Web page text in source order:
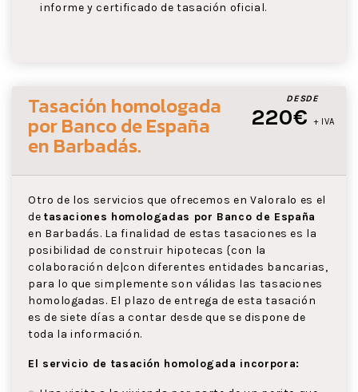
informe y certificado de tasación oficial.
DESDE
220€ + IVA
Tasación homologada
por Banco de España
en Barbadás.
Otro de los servicios que ofrecemos en Valoralo es el
de tasaciones homologadas por Banco de España
en Barbadás. La finalidad de estas tasaciones es la
posibilidad de construir hipotecas {con la
colaboración de|con diferentes entidades bancarias,
para lo que simplemente son válidas las tasaciones
homologadas. El plazo de entrega de esta tasación
es de siete días a contar desde que se dispone de
toda la información.
El servicio de tasación homologada incorpora: